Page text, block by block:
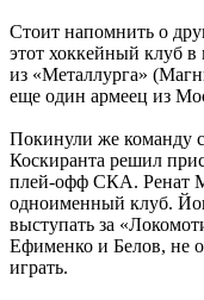
Стоит напомнить о
этот хоккейный клуб
из «Металлурга»
еще один армеец из
Покинули же команду
Коскиранта решил
плей-офф СКА. Ренат
одноименный клуб.
выступать за
Ефименко и Белов, не
играть.